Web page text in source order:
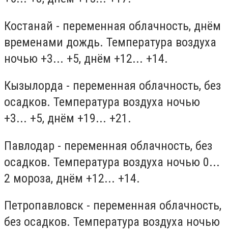
Костанай - переменная облачность, днём
временами дождь. Температура воздуха
ночью +3... +5, днём +12... +14.
Кызылорда - переменная облачность, без
осадков. Температура воздуха ночью
+3... +5, днём +19... +21.
Павлодар - переменная облачность, без
осадков. Температура воздуха ночью 0...
2 мороза, днём +12... +14.
Петропавловск - переменная облачность,
без осадков. Температура воздуха ночью